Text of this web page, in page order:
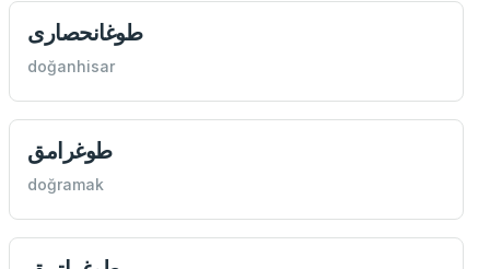
طوغانحصاری
doğanhisar
طوغرامق
doğramak